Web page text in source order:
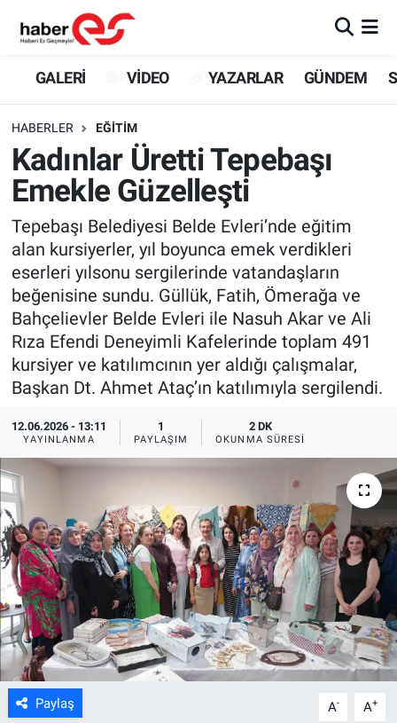
GALERİ VİDEO YAZARLAR GÜNDEM
HABERLER EĞİTİM
Kadınlar Üretti Tepebaşı
Emekle Güzelleşti
Tepebaşı Belediyesi Belde Evleri’nde eğitim
alan kursiyerler, yıl boyunca emek verdikleri
eserleri yılsonu sergilerinde vatandaşların
beğenisine sundu. Güllük, Fatih, Ömerağa ve
Bahçelievler Belde Evleri ile Nasuh Akar ve Ali
Rıza Efendi Deneyimli Kafelerinde toplam 491
kursiyer ve katılımcının yer aldığı çalışmalar,
Başkan Dt. Ahmet Ataç’ın katılımıyla sergilendi.
12.06.2026 - 13:11
YAYINLANMA
1
PAYLAŞIM
2 DK
OKUNMA SÜRESI
Paylaş A- A+
GALERİ
YAZARLAR
GÜNDEM
SİYASET
TEKNOLOJİ
EKONOMİ
SPOR
ASAYİŞ
Eskişehir Nöbetçi Eczaneler
Eskişehir Trafik Yoğunluk Haritası
Süper Lig Puan Durumu ve Fikstür
Tüm Manşetler
Son Dakika Haberleri
Haber Arşivi